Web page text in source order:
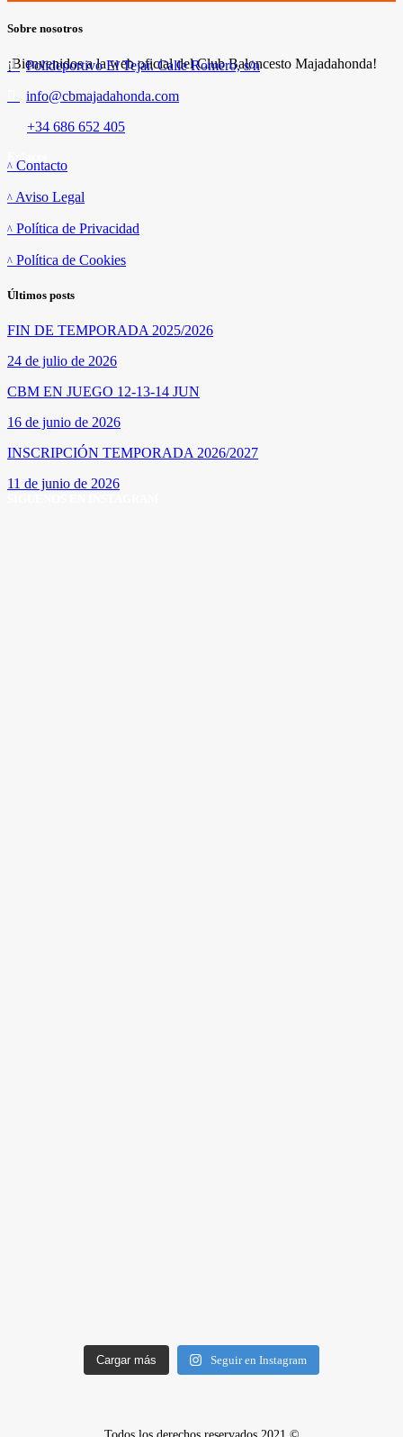
Sobre nosotros
¡Bienvenidos a la web oficial del Club Baloncesto Majadahonda!
Polideportivo El Tejar. Calle Romero, s/n
info@cbmajadahonda.com
+34 686 652 405
Contacto
Aviso Legal
Política de Privacidad
Política de Cookies
Últimos posts
FIN DE TEMPORADA 2025/2026
24 de julio de 2026
CBM EN JUEGO 12-13-14 JUN
16 de junio de 2026
INSCRIPCIÓN TEMPORADA 2026/2027
11 de junio de 2026
Cargar más Seguir en Instagram